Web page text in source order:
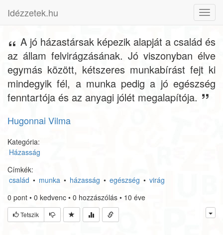
Idézzetek.hu
A jó házastársak képezik alapját a család és
az állam felvirágzásának. Jó viszonyban élve
egymás között, kétszeres munkabírást fejt ki
mindegyik fél, a munka pedig a jó egészség
fenntartója és az anyagi jólét megalapítója.
Hugonnai Vilma
Kategória:
Házasság
Címkék:
család • munka • házasság • egészség • virág
0 pont • 0 kedvenc • 0 hozzászólás • 10 éve
Tetszik